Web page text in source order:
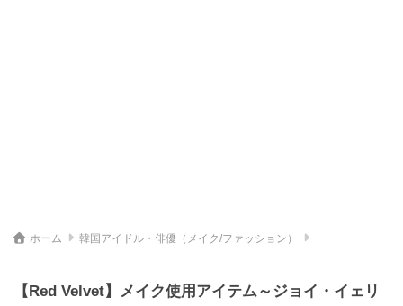
ホーム 韓国アイドル・俳優（メイク/ファッション）
【Red Velvet】メイク使用アイテム～ジョイ・イェリ